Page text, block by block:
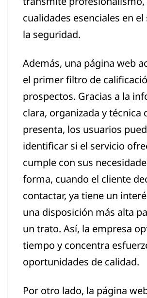
cualidades esenciales en
la seguridad.
Además, una página web
el primer filtro de
prospectos. Gracias a la
clara, organizada y técnica
presenta, los usuarios
identificar si el servicio
cumple con sus
forma, cuando el cliente
contactar, ya tiene un
una disposición más alta
un trato. Así, la empresa
tiempo y concentra
oportunidades de calidad.
Por otro lado, la página